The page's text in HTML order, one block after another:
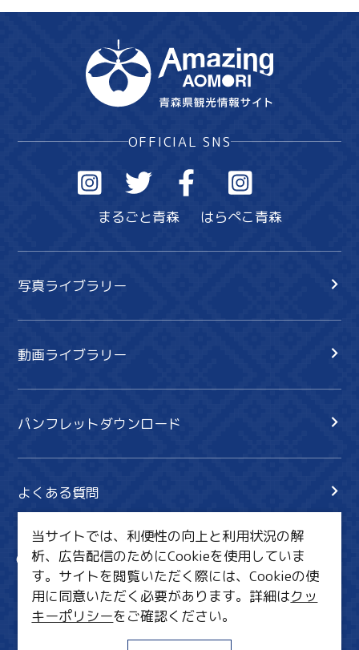
OFFICIAL SNS
まるごと青森 はらぺこ青森
写真ライブラリー
動画ライブラリー
パンフレットダウンロード
よくある質問
サイト内検索
共有
行きたいリスト
MICE・教育・観光事業者の皆様へ
当サイトでは、利便性の向上と利用状況の解
析、広告配信のためにCookieを使用していま
す。サイトを閲覧いただく際には、Cookieの使
用に同意いただく必要があります。詳細はクッ
キーポリシーをご確認ください。